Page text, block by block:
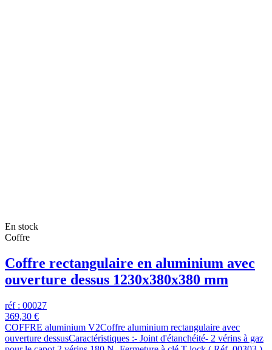
En stock
Coffre
Coffre rectangulaire en aluminium avec
ouverture dessus 1230x380x380 mm
réf : 00027
369,30 €
COFFRE aluminium V2Coffre aluminium rectangulaire avec
ouverture dessusCaractéristiques :- Joint d'étanchéité- 2 vérins à gaz